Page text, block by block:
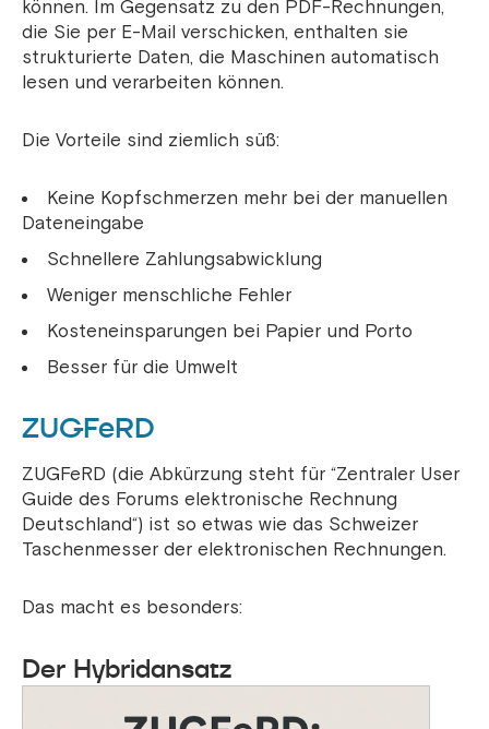
können. Im Gegensatz zu den PDF-Rechnungen,
die Sie per E-Mail verschicken, enthalten sie
strukturierte Daten, die Maschinen automatisch
lesen und verarbeiten können.
Die Vorteile sind ziemlich süß:
Keine Kopfschmerzen mehr bei der manuellen
Dateneingabe
Schnellere Zahlungsabwicklung
Weniger menschliche Fehler
Kosteneinsparungen bei Papier und Porto
Besser für die Umwelt
ZUGFeRD
ZUGFeRD (die Abkürzung steht für “Zentraler User
Guide des Forums elektronische Rechnung
Deutschland“) ist so etwas wie das Schweizer
Taschenmesser der elektronischen Rechnungen.
Das macht es besonders:
Der Hybridansatz